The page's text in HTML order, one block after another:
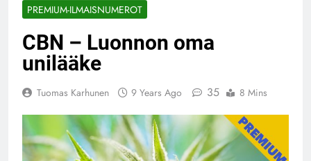
PREMIUM-ILMAISNUMEROT
CBN – Luonnon oma
unilääke
Tuomas Karhunen 9 Years Ago 35 8 Mins